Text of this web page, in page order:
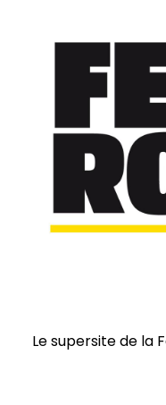
Le supersite de la